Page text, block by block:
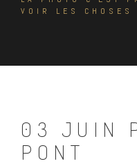
VOIR LES CHOSES
03 JUIN
PONT